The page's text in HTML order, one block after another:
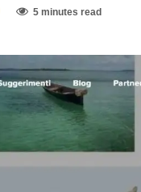
5 minutes read